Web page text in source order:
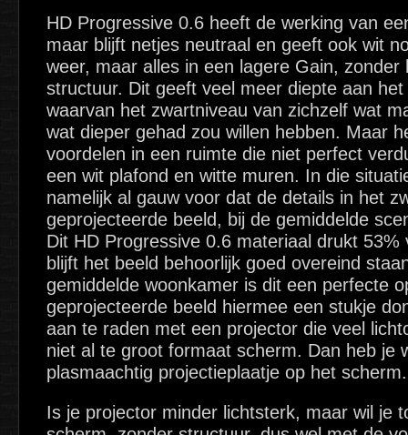
HD Progressive 0.6 heeft de werking van
maar blijft netjes neutraal en geeft ook wit
weer, maar alles in een lagere Gain,
structuur. Dit geeft veel meer diepte aan
waarvan het zwartniveau van zichzelf wat
wat dieper gehad zou willen hebben. Maar
voordelen in een ruimte die niet perfect
een wit plafond en witte muren. In die
namelijk al gauw voor dat de details in het
geprojecteerde beeld, bij de gemiddelde
Dit HD Progressive 0.6 materiaal drukt
blijft het beeld behoorlijk goed overeind
gemiddelde woonkamer is dit een perfecte
geprojecteerde beeld hiermee een stukje
aan te raden met een projector die veel
niet al te groot formaat scherm. Dan heb je
plasmaachtig projectieplaatje op het scherm.
Is je projector minder lichtsterk, maar wil je